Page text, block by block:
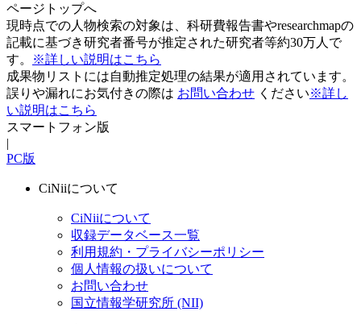
ページトップへ
現時点での人物検索の対象は、科研費報告書やresearchmapの
記載に基づき研究者番号が推定された研究者等約30万人で
す。
※詳しい説明はこちら
成果物リストには自動推定処理の結果が適用されています。
誤りや漏れにお気付きの際は お問い合わせ ください※詳し
い説明はこちら
スマートフォン版
|
PC版
CiNiiについて
CiNiiについて
収録データベース一覧
利用規約・プライバシーポリシー
個人情報の扱いについて
お問い合わせ
国立情報学研究所 (NII)